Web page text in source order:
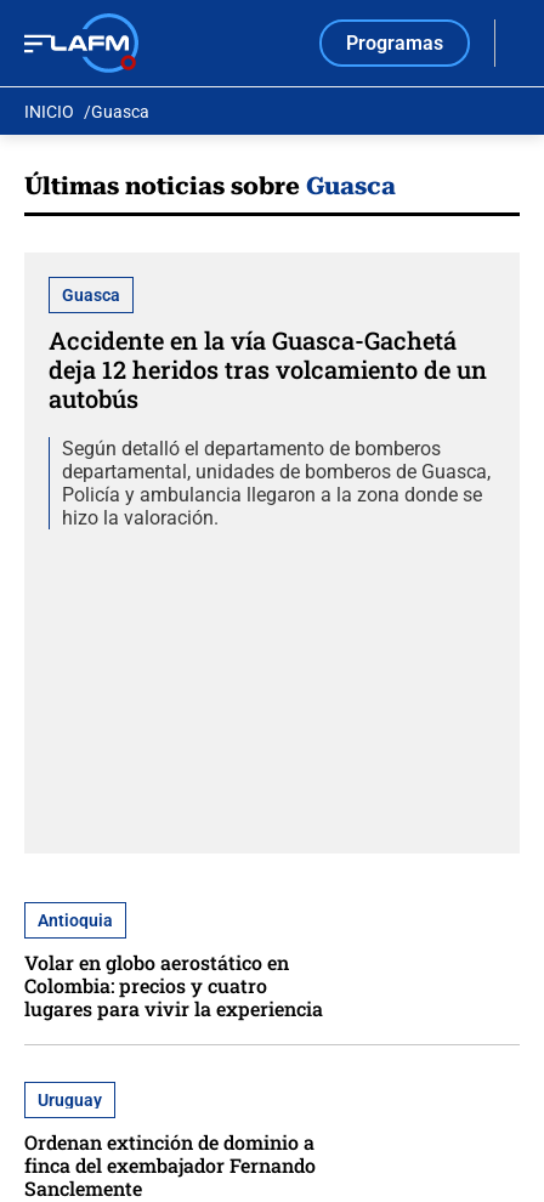
Programas
INICIO Guasca
Últimas noticias sobre Guasca
Guasca
Accidente en la vía Guasca-Gachetá
deja 12 heridos tras volcamiento de un
autobús
Según detalló el departamento de bomberos
departamental, unidades de bomberos de Guasca,
Policía y ambulancia llegaron a la zona donde se
hizo la valoración.
Antioquia
Volar en globo aerostático en
Colombia: precios y cuatro
lugares para vivir la experiencia
Uruguay
Ordenan extinción de dominio a
finca del exembajador Fernando
Sanclemente